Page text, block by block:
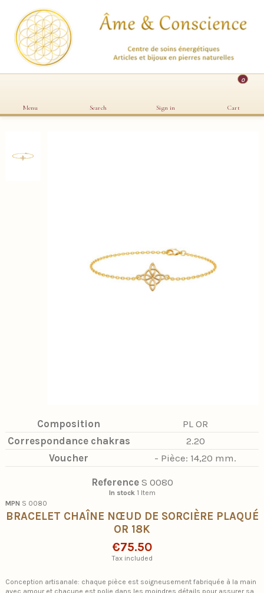
Menu Search Sign in
0
Cart
Composition
PL OR
Correspondance chakras
2.20
Voucher
- Pièce: 14,20 mm.
Reference S 0080
In stock 1 Item
MPN S 0080
BRACELET CHAÎNE NŒUD DE SORCIÈRE PLAQUÉ
OR 18K
€75.50
Tax included
Conception artisanale: chaque pièce est soigneusement fabriquée à la main